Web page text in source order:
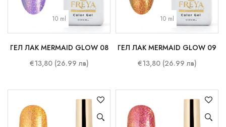
10 ml
ГЕЛ ЛАК MERMAID GLOW 08
€13,80 (26.99 лв)
10 ml
ГЕЛ ЛАК MERMAID GLOW 09
€13,80 (26.99 лв)